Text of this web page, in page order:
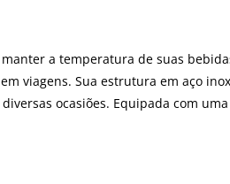
a temperatura de suas
viagens. Sua estrutura em aço
ocasiões. Equipada com